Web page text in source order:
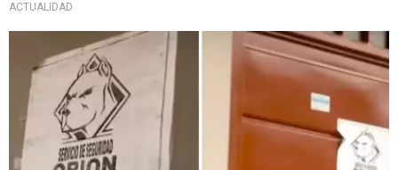
ACTUALIDAD
No pueden vivir tranquilos